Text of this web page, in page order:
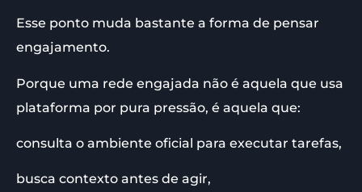
Esse ponto muda bastante a forma de pensar
engajamento.
Porque uma rede engajada não é aquela que usa
plataforma por pura pressão, é aquela que:
consulta o ambiente oficial para executar tarefas,
busca contexto antes de agir,